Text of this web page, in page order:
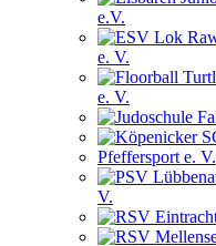
e.V.
e. V.
e. V.
Pfeffersport e. V.
V.